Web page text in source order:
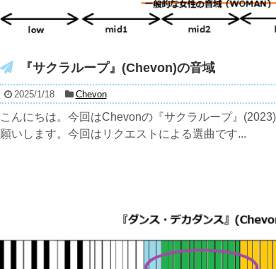
『サクラループ』(Chevon)の音域
2025/1/18 Chevon
こんにちは。今回はChevonの『サクラループ』
願いします。今回はリクエストによる選曲です...